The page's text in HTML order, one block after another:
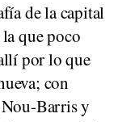
de la capital
que poco
por lo que
con
Barris y